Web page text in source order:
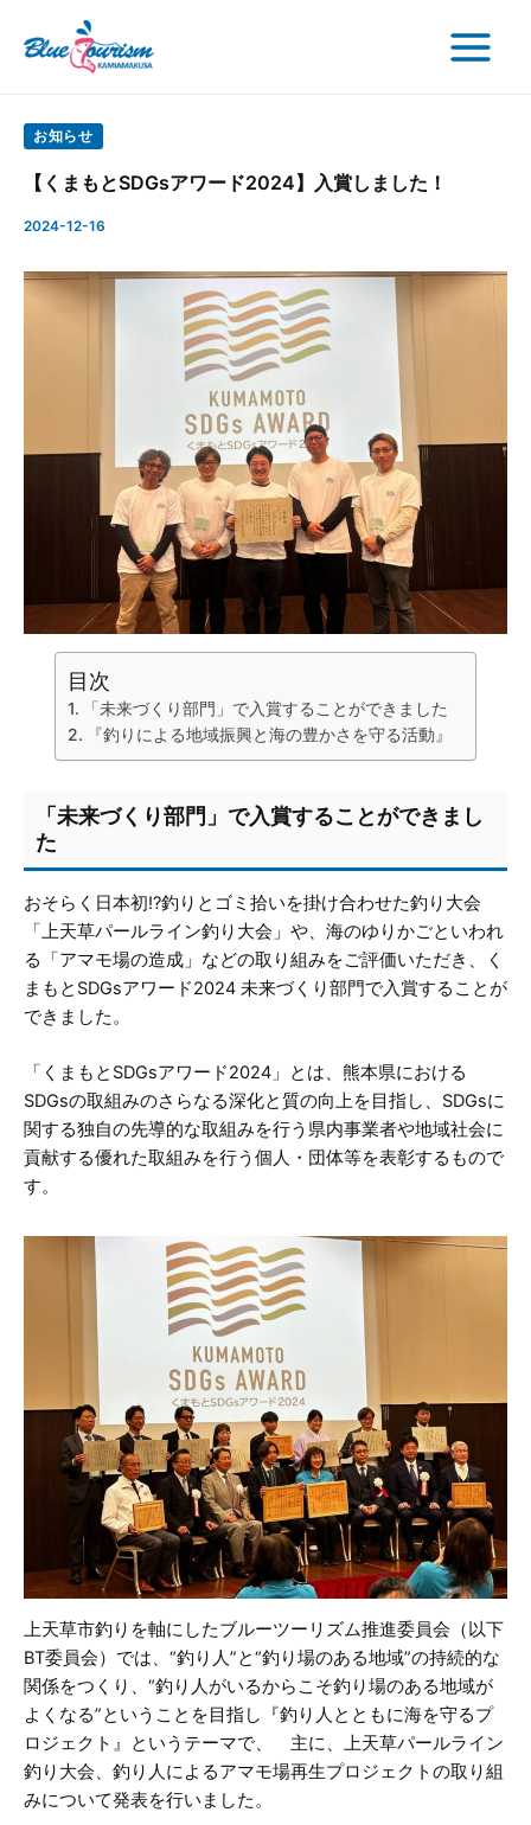
Menu
お知らせ
【くまもとSDGsアワード2024】入賞しました！
2024-12-16
目次
「未来づくり部門」で入賞することができました
『釣りによる地域振興と海の豊かさを守る活動』
「未来づくり部門」で入賞することができまし
た
おそらく日本初!?釣りとゴミ拾いを掛け合わせた釣り大会
「上天草パールライン釣り大会」や、海のゆりかごといわれ
る「アマモ場の造成」などの取り組みをご評価いただき、く
まもとSDGsアワード2024 未来づくり部門で入賞することが
できました。
「くまもとSDGsアワード2024」とは、熊本県における
SDGsの取組みのさらなる深化と質の向上を目指し、SDGsに
関する独自の先導的な取組みを行う県内事業者や地域社会に
貢献する優れた取組みを行う個人・団体等を表彰するもので
す。
上天草市釣りを軸にしたブルーツーリズム推進委員会（以下
BT委員会）では、“釣り人”と“釣り場のある地域”の持続的な
関係をつくり、“釣り人がいるからこそ釣り場のある地域が
よくなる”ということを目指し『釣り人とともに海を守るプ
ロジェクト』というテーマで、 主に、上天草パールライン
釣り大会、釣り人によるアマモ場再生プロジェクトの取り組
みについて発表を行いました。
navigation
索